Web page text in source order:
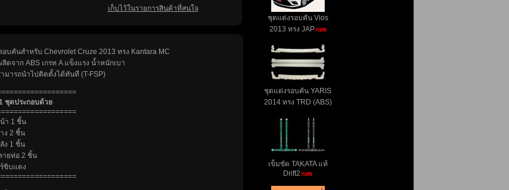
เก็บไว้ในรายการสินค้าที่สนใจ
บคันสำหรับ Chevrolet Cruze 2013 ทรง Kantara MC
ตจาก ABS เกรท A แข็งแรง น้ำหนักเบา
มารถนำไปติดตั้งได้ทันที (T-FSP)
ชุดประกอบด้ว
า 1 ชิ้น
ง 2 ชิ้น
ง 1 ชิ้น
ายท่อ 2 ชิ้น
ขิบแดง
ชุดแต่งรอบคัน Vios
2013 ทรง JAP
ชุดแต่งรอบคัน YARIS
2014 ทรง TRD (ABS)
เข็มขัด TAKATA แท้
Drift2